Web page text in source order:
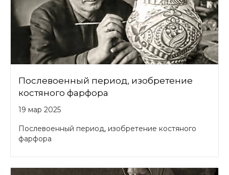
Послевоенный период, изобретение
костяного фарфора
19 мар 2025
Послевоенный период, изобретение костяного
фарфора